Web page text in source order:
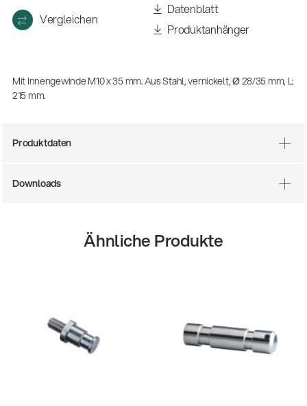
Gitarrenstuhl
Zerspanungsmechaniker:in Ausbildung
Vergleichen
Datenblatt
Produktanhänger
Mit Innengewinde M10 x 35 mm. Aus Stahl, vernickelt, Ø 28/35 mm, L:
215 mm.
Produktdaten
Downloads
Ähnliche Produkte